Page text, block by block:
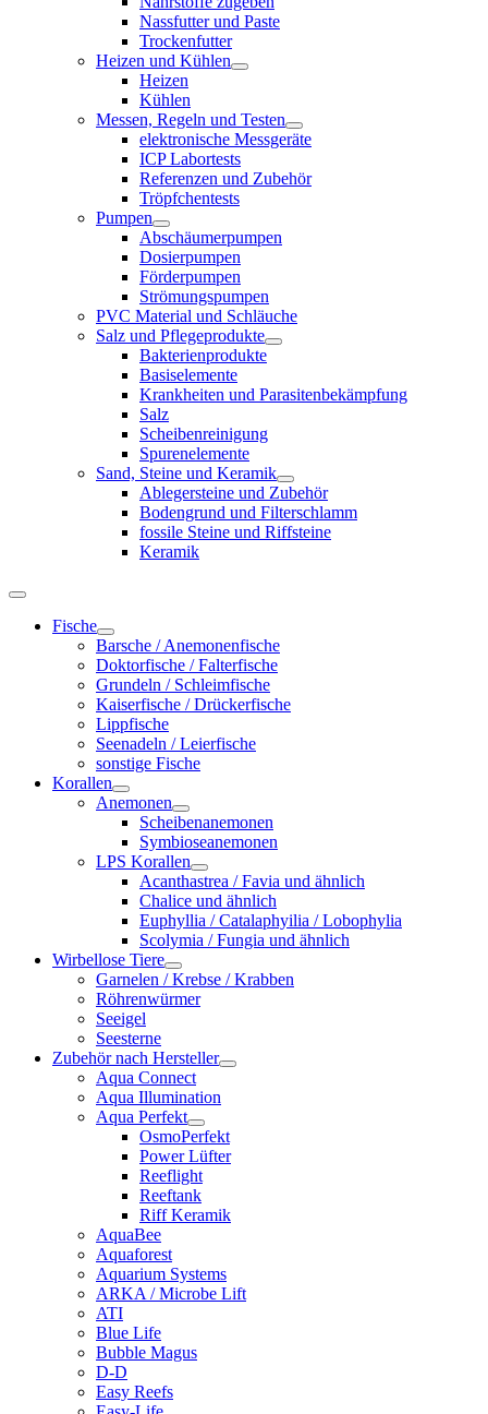
Nassfutter und Paste
Trockenfutter
Heizen und Kühlen
Heizen
Kühlen
Messen, Regeln und Testen
elektronische Messgeräte
ICP Labortests
Referenzen und Zubehör
Tröpfchentests
Pumpen
Abschäumerpumpen
Dosierpumpen
Förderpumpen
Strömungspumpen
PVC Material und Schläuche
Salz und Pflegeprodukte
Bakterienprodukte
Basiselemente
Krankheiten und Parasitenbekämpfung
Salz
Scheibenreinigung
Spurenelemente
Sand, Steine und Keramik
Ablegersteine und Zubehör
Bodengrund und Filterschlamm
fossile Steine und Riffsteine
Keramik
Fische
Barsche / Anemonenfische
Doktorfische / Falterfische
Grundeln / Schleimfische
Kaiserfische / Drückerfische
Lippfische
Seenadeln / Leierfische
sonstige Fische
Korallen
Anemonen
Scheibenanemonen
Symbioseanemonen
LPS Korallen
Acanthastrea / Favia und ähnlich
Chalice und ähnlich
Euphyllia / Catalaphyilia / Lobophylia
Scolymia / Fungia und ähnlich
Wirbellose Tiere
Garnelen / Krebse / Krabben
Röhrenwürmer
Seeigel
Seesterne
Zubehör nach Hersteller
Aqua Connect
Aqua Illumination
Aqua Perfekt
OsmoPerfekt
Power Lüfter
Reeflight
Reeftank
Riff Keramik
AquaBee
Aquaforest
Aquarium Systems
ARKA / Microbe Lift
ATI
Blue Life
Bubble Magus
D-D
Easy Reefs